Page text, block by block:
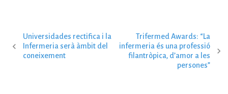
N
Universidades rectifica i la
Infermeria serà àmbit del
coneixement
Trifermed Awards: “La
infermeria és una professió
filantròpica, d’amor a les
persones”